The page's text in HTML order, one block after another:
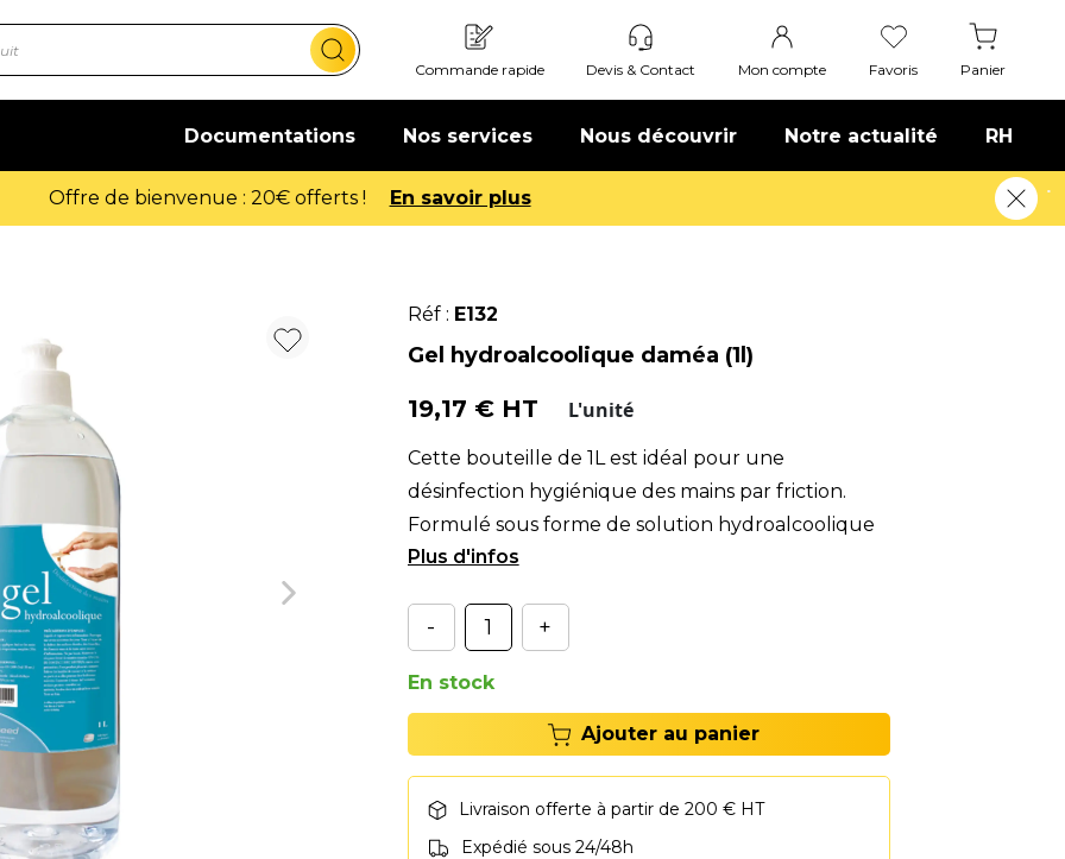
Commande rapide Devis & Contact Mon compte Favoris Panier
Documentations Nos services Nous découvrir Notre actualité RH
Offre de bienvenue : 20€ offerts ! En savoir plus
Réf : E132
Gel hydroalcoolique daméa (1l)
19,17 € HT L'unité
Cette bouteille de 1L est idéal pour une
désinfection hygiénique des mains par friction.
Formulé sous forme de solution hydroalcoolique
gélifiée, il g
- +
En stock
Ajouter au panier
Livraison offerte à partir de 200 € HT
Expédié sous 24/48h